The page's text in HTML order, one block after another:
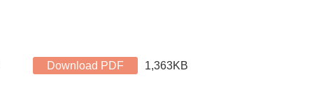
Download PDF 1,363KB